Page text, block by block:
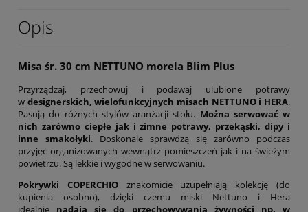
Opis
Misa śr. 30 cm NETTUNO morela Blim Plus
Przyrządzaj, przechowuj i podawaj ulubione potrawy
w designerskich, wielofunkcyjnych misach NETTUNO i HERA.
Pasują do różnych stylów aranżacji stołu. Można serwować w
nich zarówno ciepłe jak i zimne potrawy, przekąski, dipy i
inne smakołyki. Doskonale sprawdzą się zarówno podczas
przyjęć organizowanych wewnątrz pomieszczeń jak i na świeżym
powietrzu. Są lekkie i wygodne w serwowaniu.
Pokrywki COPERCHIOznakomicie uzupełniają kolekcję (do
kupienia osobno), dzięki czemu miski Nettuno i Hera
idealnie nadają się do przechowywania żywności np. w